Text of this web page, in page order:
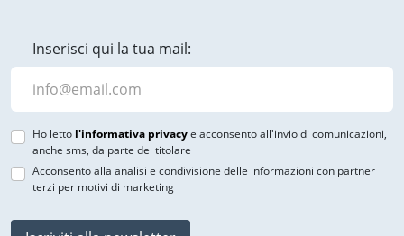
Inserisci qui la tua mail:
Ho letto l'informativa privacye acconsento all'invio di comunicazioni,
anche sms, da parte del titolare
Acconsento alla analisi e condivisione delle informazioni con partner
terzi per motivi di marketing